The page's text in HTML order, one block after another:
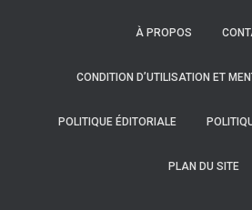
À PROPOS
CONDITION D’UTILISATION ET
POLITIQUE ÉDITORIALE
PLAN DU SITE